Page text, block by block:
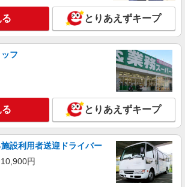
・。○。・゜+゜・。○。・゜+゜ 入社祝い金10
給(規定有) お友達を紹介頂くと, インセンテ
ィブ支給(規定有) ゜・。○。・゜+゜・。○。・゜
帯販売スタッフ【softbank】
月給231500円〜256500円（経験・能力によ
る） ※上記金額に時間外手当/インセンティブが加
算・賞与あり・時間外手当あり（平均残業時間：
10h/月）・地域手当/職能手当あり・Workstyle支
金（4000円/月）あり・実績によりインセンティ
あり ★交通費別途支給（規定あり） ゜+゜・。
・゜+゜・。○。・゜+゜ 入社祝い金10万円支
有) お友達を紹介頂くと, インセンティブ支
(規定有) ゜・。○。・゜+゜・。○。・゜+゜
鹿児島県鹿児島市の家電量販店
詳細を見る
携帯販売スタッフ【楽天モバイル】
日給11200円〜 ※時給1400円相当 ※残業代支
とりあえずキープ
フ
とりあえずキープ
設利用者送迎ドライバー
円